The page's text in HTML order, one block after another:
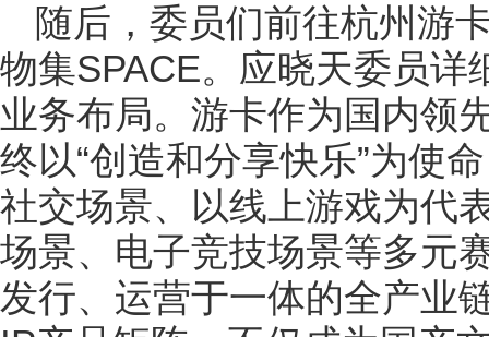
随后，委员们前往杭州游
物集SPACE。应晓天委员
业务布局。游卡作为国内领
终以“创造和分享快乐”为使
社交场景、以线上游戏为代
场景、电子竞技场景等多元
发行、运营于一体的全产业